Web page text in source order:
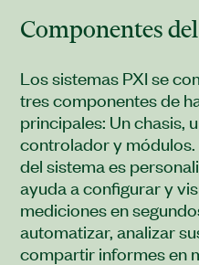
Componentes
Los sistemas PXI se
tres componentes de
principales: Un chasis,
controlador y módulos.
del sistema es
ayuda a configurar y
mediciones en
automatizar, analizar
compartir informes en